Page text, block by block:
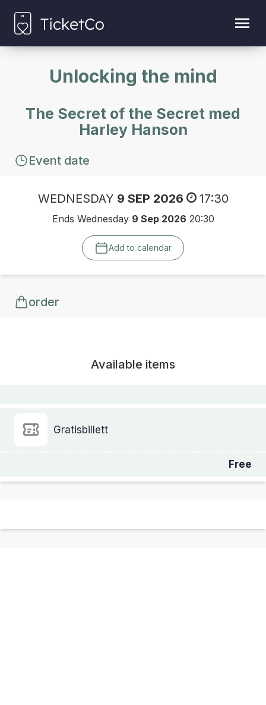
Unlocking the mind
The Secret of the Secret med
Harley Hanson
Event date
WEDNESDAY 9 SEP 2026 17:30
Ends Wednesday 9 Sep 2026 20:30
Add to calendar
order
Available items
Gratisbillett
Free